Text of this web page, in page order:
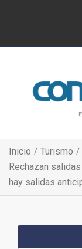
Inicio
Turismo
Rechazan
hay salidas